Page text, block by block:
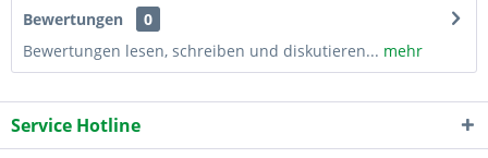
Bewertungen
0
Bewertungen lesen, schreiben und diskutieren... mehr
Service Hotline